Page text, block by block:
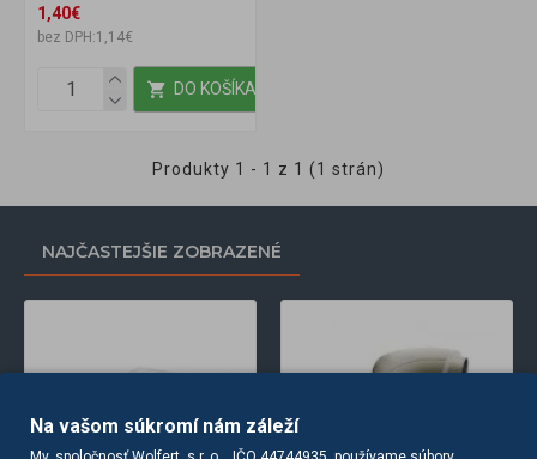
1,40€
bez DPH:1,14€
DO KOŠÍKA
Produkty 1 - 1 z 1 (1 strán)
NAJČASTEJŠIE ZOBRAZENÉ
Na vašom súkromí nám záleží